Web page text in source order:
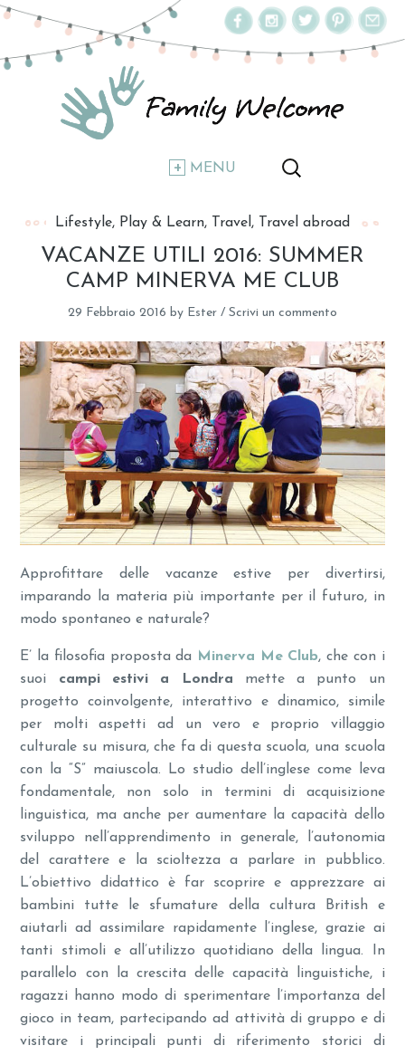
MENU
Lifestyle Play & Learn Travel Travel abroad
VACANZE UTILI 2016: SUMMER
CAMP MINERVA ME CLUB
29 Febbraio 2016 by Ester / Scrivi un commento
Approfittare delle vacanze estive per divertirsi,
imparando la materia più importante per il futuro, in
modo spontaneo e naturale?
E’ la filosofia proposta da Minerva Me Club, che con i
suoi campi estivi a Londra mette a punto un
progetto coinvolgente, interattivo e dinamico, simile
per molti aspetti ad un vero e proprio villaggio
culturale su misura, che fa di questa scuola, una scuola
con la “S” maiuscola. Lo studio dell’inglese come leva
fondamentale, non solo in termini di acquisizione
linguistica, ma anche per aumentare la capacità dello
sviluppo nell’apprendimento in generale, l’autonomia
del carattere e la scioltezza a parlare in pubblico.
L’obiettivo didattico è far scoprire e apprezzare ai
bambini tutte le sfumature della cultura British e
aiutarli ad assimilare rapidamente l’inglese, grazie ai
tanti stimoli e all’utilizzo quotidiano della lingua. In
parallelo con la crescita delle capacità linguistiche, i
ragazzi hanno modo di sperimentare l’importanza del
gioco in team, partecipando ad attività di gruppo e di
visitare i principali punti di riferimento storici di